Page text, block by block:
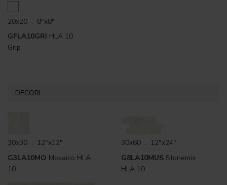
20x20 . 8"x8"
GFLA10GRI HLA 10
Grip
DECORI
30x30 . 12"x12"
G3LA10MO Mosaico HLA
10
30x60 . 12"x24"
G8LA10MUS Stonemix
HLA 10